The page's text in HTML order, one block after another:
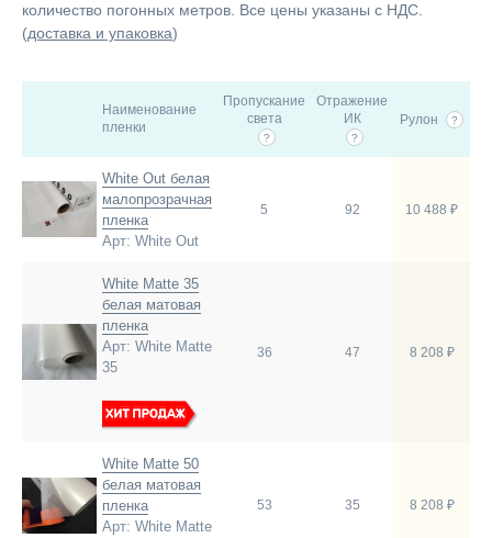
количество погонных метров. Все цены указаны c НДС.
(доставка и упаковка)
Наименование
пленки
Пропускание
света
?
Отражение
ИК
?
Рулон ?
White Out белая
малопрозрачная
пленка
Арт: White Out
5 92 10 488 ₽
White Matte 35
белая матовая
пленка
Арт: White Matte
35
36 47 8 208 ₽
White Matte 50
белая матовая
пленка
Арт: White Matte
53 35 8 208 ₽